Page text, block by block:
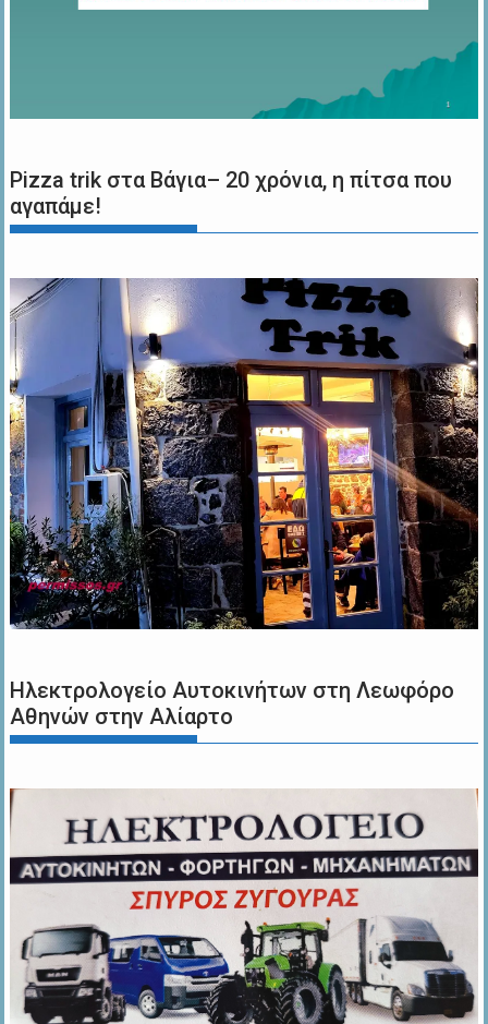
Pizza trik στα Βάγια– 20 χρόνια, η πίτσα που
αγαπάμε!
Ηλεκτρολογείο Αυτοκινήτων στη Λεωφόρο
Αθηνών στην Αλίαρτο